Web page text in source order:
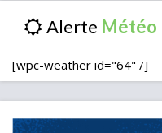
Alerte
[wpc-weather id="64" /]